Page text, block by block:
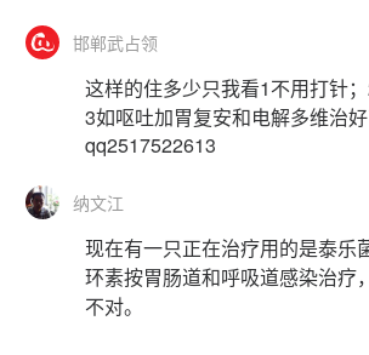
邯郸武占领
这样的住多少只我看1不用打针
3如呕吐加胃复安和电解多维治好
qq2517522613
纳文江
现在有一只正在治疗用的是泰乐
环素按胃肠道和呼吸道感染治疗
不对。